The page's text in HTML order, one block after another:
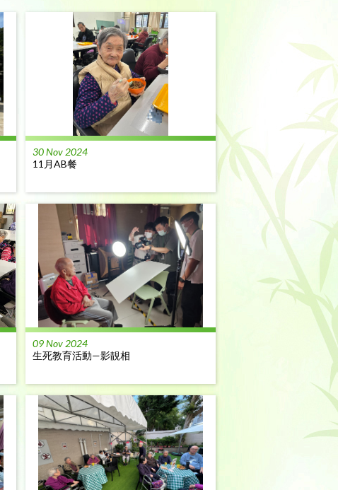
30 Nov 2024
11月AB餐
09 Nov 2024
生死教育活動—影靚相